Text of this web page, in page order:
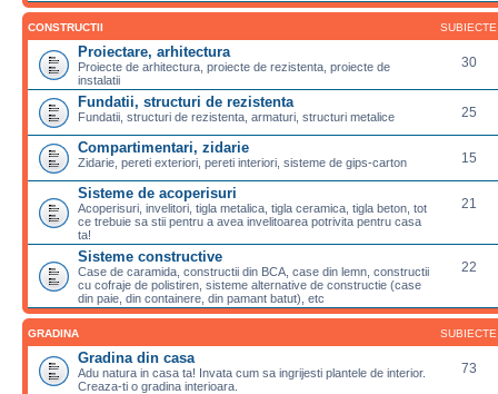
CONSTRUCTII SUBIECTE
Proiectare, arhitectura
Proiecte de arhitectura, proiecte de rezistenta, proiecte de
instalatii
30
Fundatii, structuri de rezistenta
Fundatii, structuri de rezistenta, armaturi, structuri metalice 25
Compartimentari, zidarie
Zidarie, pereti exteriori, pereti interiori, sisteme de gips-carton 15
Sisteme de acoperisuri
Acoperisuri, invelitori, tigla metalica, tigla ceramica, tigla beton, tot
ce trebuie sa stii pentru a avea invelitoarea potrivita pentru casa
ta!
21
Sisteme constructive
Case de caramida, constructii din BCA, case din lemn, constructii
cu cofraje de polistiren, sisteme alternative de constructie (case
din paie, din containere, din pamant batut), etc
22
GRADINA SUBIECTE
Gradina din casa
Adu natura in casa ta! Invata cum sa ingrijesti plantele de interior.
Creaza-ti o gradina interioara.
73